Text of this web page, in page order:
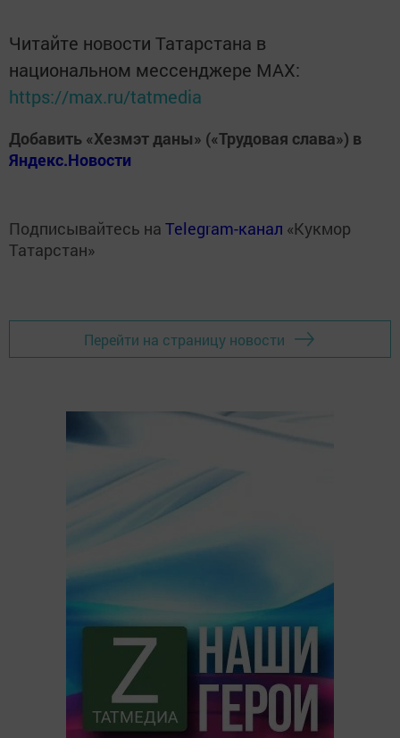
Читайте новости Татарстана в
национальном мессенджере MАХ:
https://max.ru/tatmedia
Добавить «Хезмэт даны» («Трудовая слава») в
Яндекс.Новости
Подписывайтесь на Telegram-канал «Кукмор
Татарстан»
Перейти на страницу новости